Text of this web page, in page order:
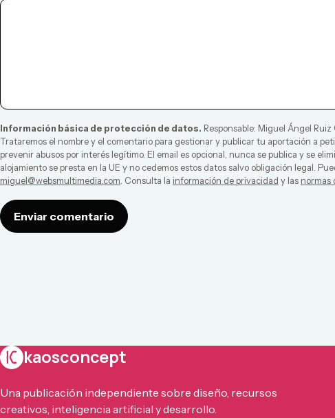
Información básica de protección de datos. Responsable: Miguel Ángel Ruiz
Trataremos el nombre y el comentario para gestionar y publicar tu aportación a
prevenir abusos por interés legítimo. El email es opcional, nunca se publica y se
alojamiento se presta en la UE y no cedemos estos datos salvo obligación legal.
miguel@websmultimedia.com . Consulta la información de privacidad y las normas
Enviar comentario
kaosconcept
Una publicación independiente sobre diseño, recursos
creativos, inteligencia artificial y desarrollo.